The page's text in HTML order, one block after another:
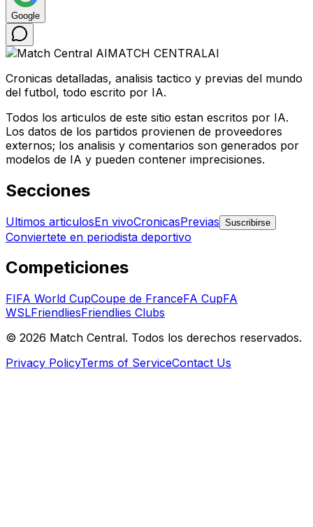
Google
MATCH CENTRALAI
Cronicas detalladas, analisis tactico y previas del mundo
del futbol, todo escrito por IA.
Todos los articulos de este sitio estan escritos por IA.
Los datos de los partidos provienen de proveedores
externos; los analisis y comentarios son generados por
modelos de IA y pueden contener imprecisiones.
Secciones
Ultimos articulosEn vivoCronicasPrevias Suscribirse
Conviertete en periodista deportivo
Competiciones
FIFA World CupCoupe de FranceFA CupFA
WSLFriendliesFriendlies Clubs
© 2026 Match Central. Todos los derechos reservados.
Privacy PolicyTerms of ServiceContact Us